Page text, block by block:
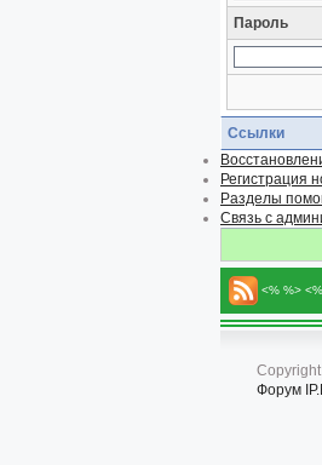
Пароль
Ссылки
Регистрация
Разделы
Связь с
<% %>
Форум